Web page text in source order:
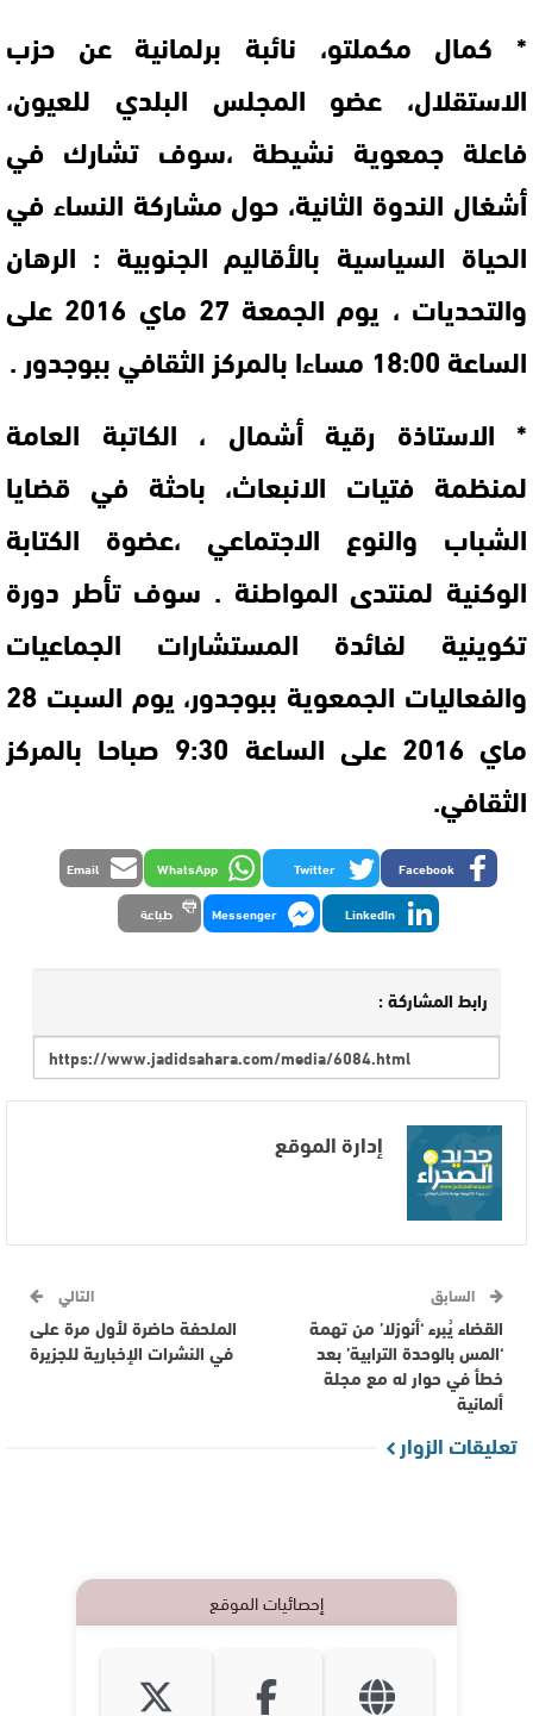
* كمال مكملتو، نائبة برلمانية عن حزب
الاستقلال، عضو المجلس البلدي للعيون،
فاعلة جمعوية نشيطة ،سوف تشارك في
أشغال الندوة الثانية، حول مشاركة النساء في
الحياة السياسية بالأقاليم الجنوبية : الرهان
والتحديات ، يوم الجمعة 27 ماي 2016 على
الساعة 18:00 مساءا بالمركز الثقافي ببوجدور .
* الاستاذة رقية أشمال ، الكاتبة العامة
لمنظمة فتيات الانبعاث، باحثة في قضايا
الشباب والنوع الاجتماعي ،عضوة الكتابة
الوكنية لمنتدى المواطنة . سوف تأطر دورة
تكوينية لفائدة المستشارات الجماعيات
والفعاليات الجمعوية ببوجدور، يوم السبت 28
ماي 2016 على الساعة 9:30 صباحا بالمركز
الثقافي.
Facebook
Twitter
WhatsApp
Email
LinkedIn
Messenger طباعة
رابط المشاركة :
إدارة الموقع
السابق
القضاء يُبرء ‘أنوزلا’ من تهمة
‘المس بالوحدة الترابية’ بعد
خطأ في حوار له مع مجلة
ألمانية
التالي
الملحفة حاضرة لأول مرة على
في النشرات الإخبارية للجزيرة
تعليقات الزوار
إحصائيات الموقع